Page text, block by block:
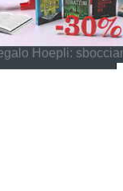
Hoepli: